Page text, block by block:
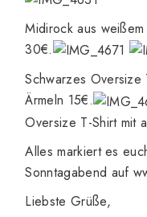
Midirock aus
30€.
Schwarzes Oversize
Ärmeln 15€.
Oversize T-Shirt mit
Alles markiert es
Sonntagabend auf
Liebste Grüße,